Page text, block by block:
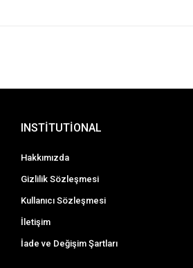
INSTİTUTİONAL
Hakkımızda
Gizlilik Sözleşmesi
Kullanıcı Sözleşmesi
İletişim
İade ve Değişim Şartları